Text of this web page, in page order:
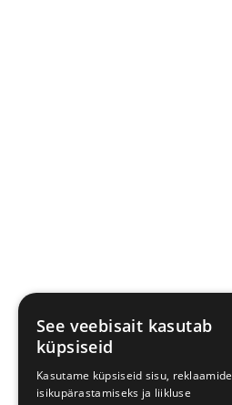
See veebisait kasutab
küpsiseid
Kasutame küpsiseid sisu, reklaamide
isikupärastamiseks ja liikluse